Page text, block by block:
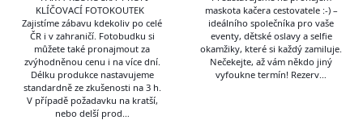
KLÍČOVACÍ FOTOKOUTEK
Zajistíme zábavu kdekoliv po celé
ČR i v zahraničí. Fotobudku si
můžete také pronajmout za
zvýhodněnou cenu i na více dní.
Délku produkce nastavujeme
standardně ze zkušenosti na 3 h.
V případě požadavku na kratší,
nebo delší prod…
maskota kačera cestovatele :-) –
ideálního společníka pro vaše
eventy, dětské oslavy a selfie
okamžiky, které si každý zamiluje.
Nečekejte, až vám někdo jiný
vyfoukne termín! Rezerv…